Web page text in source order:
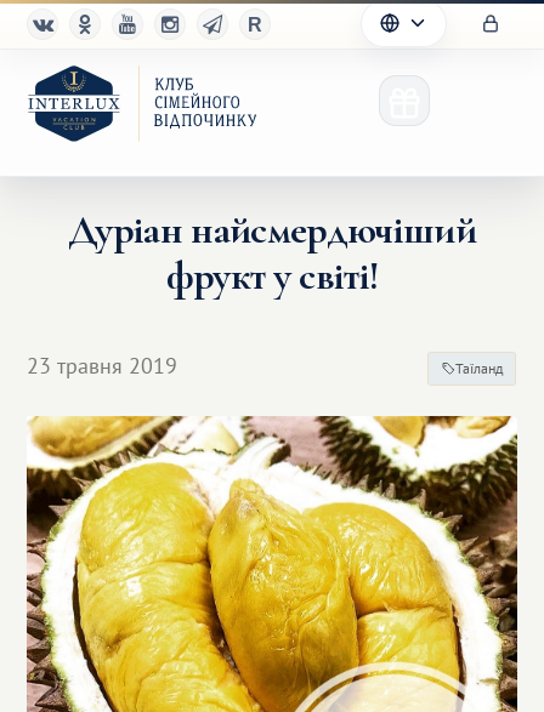
Благотворительность
Дуріан найсмердючіший
фрукт у світі!
23 травня 2019 Таїланд